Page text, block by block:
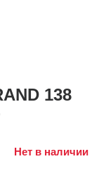
138
Нет в наличии